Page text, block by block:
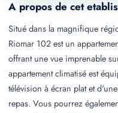
A propos de cet
Situé dans la magnifique
Riomar 102 est un
offrant une vue imprenable
appartement climatisé est
télévision à écran plat et
repas. Vous pourrez